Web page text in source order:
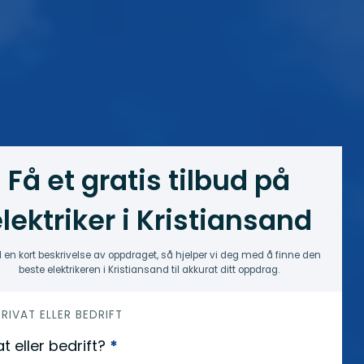
Få et gratis tilbud på
i Kristiansand
en kort beskrivelse av oppdraget, så hjelper vi deg med å finne den
beste elektrikeren i Kristiansand til akkurat ditt oppdrag.
ELLER BEDRIFT
eller bedrift? *